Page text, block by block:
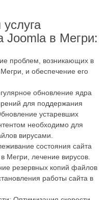
Joomla в Мегри:
проблем, возникающих в
и обеспечение его
обновление ядра
для поддержания
устаревших
необходимо для
вирусами.
состояния сайта
Мегри, лечение вирусов.
резервных копий файлов
работы сайта в